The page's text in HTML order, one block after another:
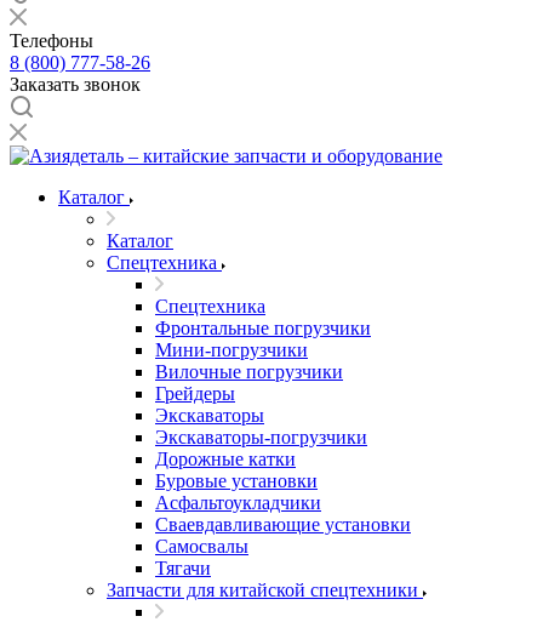
Телефоны
8 (800) 777-58-26
Заказать звонок
Каталог
Каталог
Спецтехника
Спецтехника
Фронтальные погрузчики
Мини-погрузчики
Вилочные погрузчики
Грейдеры
Экскаваторы
Экскаваторы-погрузчики
Дорожные катки
Буровые установки
Асфальтоукладчики
Сваевдавливающие установки
Самосвалы
Тягачи
Запчасти для китайской спецтехники